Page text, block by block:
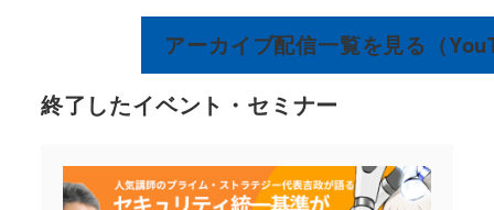
アーカイブ配信一覧を見る（
終了したイベント・セミナー